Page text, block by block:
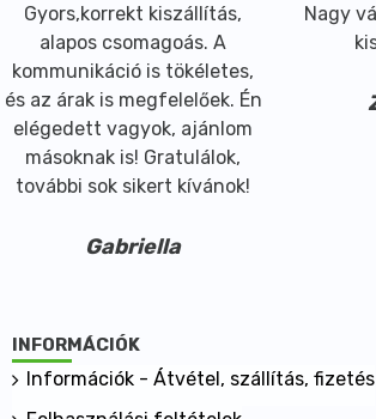
Gyors,korrekt kiszállítás,
alapos csomagoás. A
kommunikáció is tökéletes,
és az árak is megfelelőek. Én
elégedett vagyok, ajánlom
másoknak is! Gratulálok,
további sok sikert kívánok!
Gabriella
Nagy
INFORMÁCIÓK
Információk - Átvétel, szállítás, fizetés